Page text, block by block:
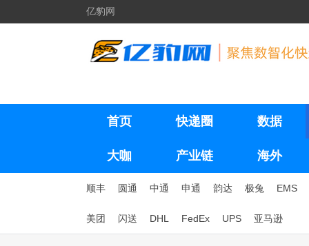
亿豹网
首页 快递圈 数据
大咖 产业链 海外
顺丰 圆通 中通 申通 韵达 极兔 EMS
美团 闪送 DHL FedEx UPS 亚马逊